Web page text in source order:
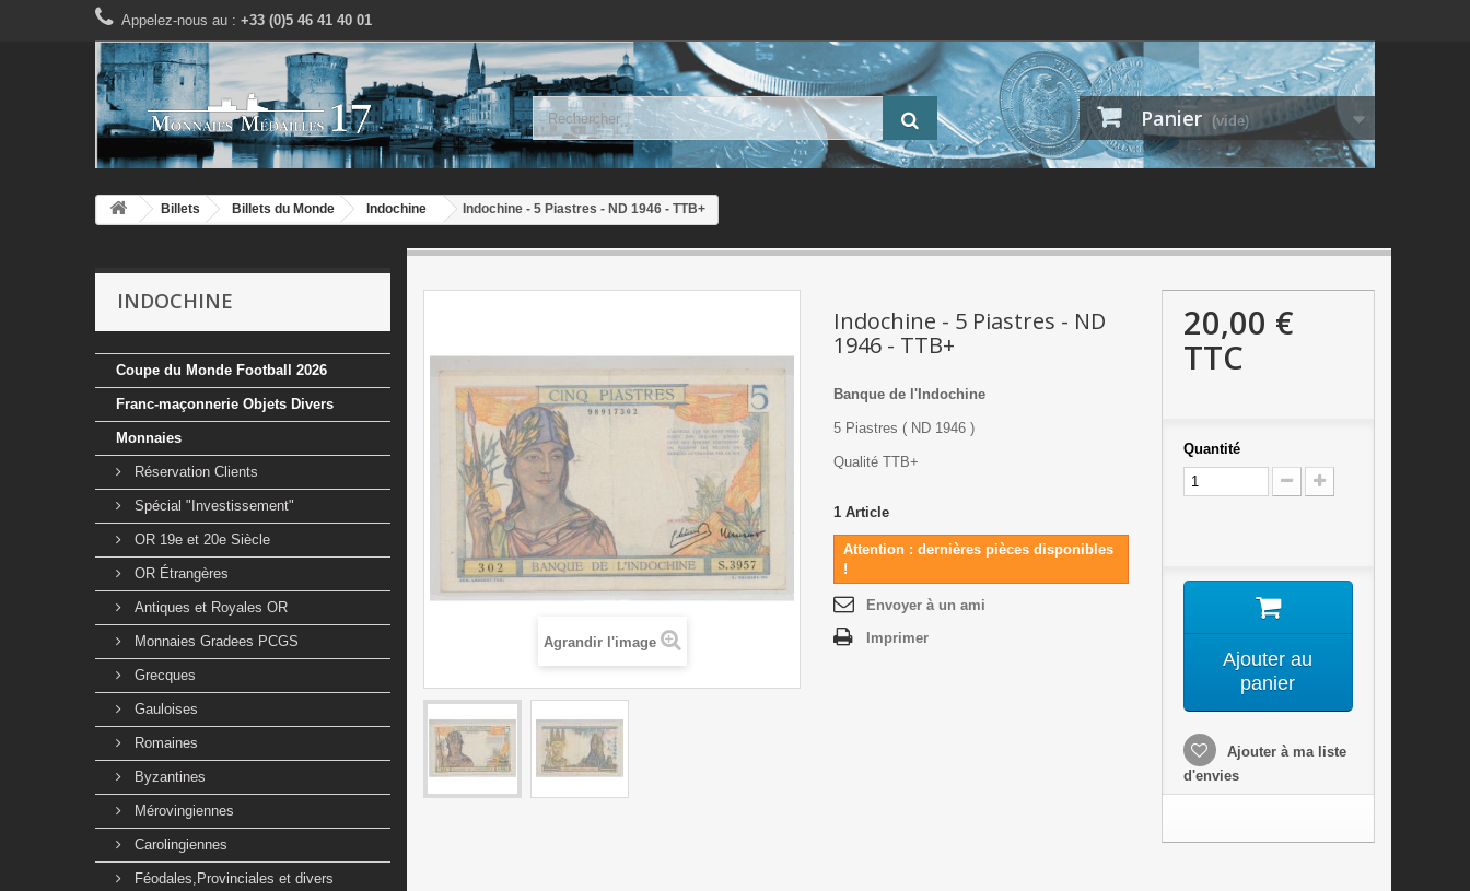
Appelez-nous au : +33 (0)5 46 41 40 01
Panier (vide)
Billets Billets du Monde Indochine Indochine - 5 Piastres - ND 1946 - TTB+
INDOCHINE
Coupe du Monde Football 2026
Franc-maçonnerie Objets Divers
Monnaies
Réservation Clients
Spécial "Investissement"
OR 19e et 20e Siècle
OR Étrangères
Antiques et Royales OR
Monnaies Gradees PCGS
Grecques
Gauloises
Romaines
Byzantines
Mérovingiennes
Carolingiennes
Féodales,Provinciales et divers
Agrandir l'image
Indochine - 5 Piastres - ND
1946 - TTB+
Banque de l'Indochine
5 Piastres ( ND 1946 )
Qualité TTB+
1 Article
Attention : dernières pièces disponibles
!
Envoyer à un ami
Imprimer
20,00 €
TTC
Quantité
Ajouter au
panier
Ajouter à ma liste
d'envies